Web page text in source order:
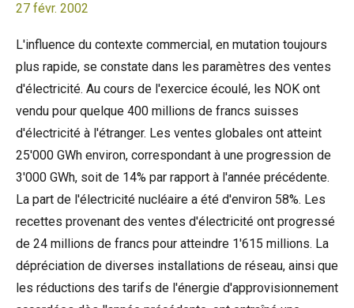
27 févr. 2002
L'influence du contexte commercial, en mutation toujours
plus rapide, se constate dans les paramètres des ventes
d'électricité. Au cours de l'exercice écoulé, les NOK ont
vendu pour quelque 400 millions de francs suisses
d'électricité à l'étranger. Les ventes globales ont atteint
25'000 GWh environ, correspondant à une progression de
3'000 GWh, soit de 14% par rapport à l'année précédente.
La part de l'électricité nucléaire a été d'environ 58%. Les
recettes provenant des ventes d'électricité ont progressé
de 24 millions de francs pour atteindre 1'615 millions. La
dépréciation de diverses installations de réseau, ainsi que
les réductions des tarifs de l'énergie d'approvisionnement